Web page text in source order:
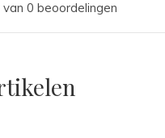
0 beoordelingen